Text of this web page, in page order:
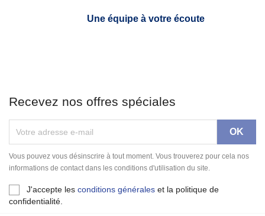
Une équipe à votre écoute
Recevez nos offres spéciales
Vous pouvez vous désinscrire à tout moment. Vous trouverez pour cela nos
informations de contact dans les conditions d'utilisation du site.
J'accepte les conditions générales et la politique de
confidentialité.